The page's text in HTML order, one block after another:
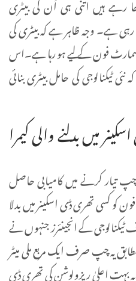
ہے۔ وجہ ظاہر ہے کہ بیٹری کی
اسمارٹ فون کے لیے ہو رہا ہے۔اس
کی حامل بیٹری بنائی
میں بدلنے والی کیمرا
چپ تیار کرنے میں کامیابی حاصل
کسی تھری ڈی اسکینر میں بدلا
ٹیکنالوجی کے انجینئرز جنہوں نے
یہ چپ صرف ایک مربع ملی میٹر
بہت اعلیٰ ریزولوشن کی تھری ڈی